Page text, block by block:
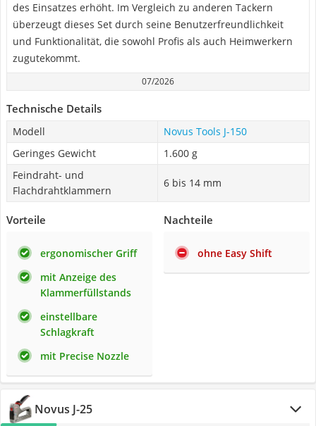
des Einsatzes erhöht. Im Vergleich zu anderen Tackern
überzeugt dieses Set durch seine Benutzerfreundlichkeit
und Funktionalität, die sowohl Profis als auch Heimwerkern
zugutekommt.
07/2026
Technische Details
Modell
Novus Tools J-150
Geringes Gewicht
1.600 g
Feindraht- und
Flachdrahtklammern
6 bis 14 mm
Vorteile
ergonomischer Griff
mit Anzeige des
Klammerfüllstands
einstellbare
Schlagkraft
mit Precise Nozzle
Nachteile
ohne Easy Shift
Novus J-25